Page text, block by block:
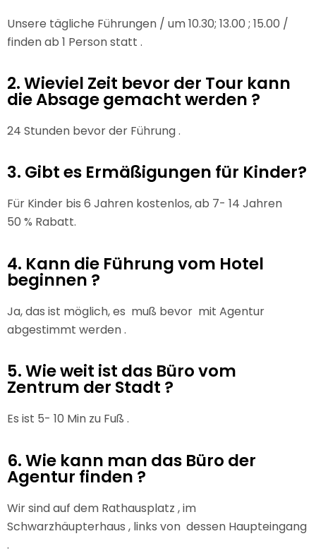
Unsere tägliche Führungen / um 10.30; 13.00 ; 15.00 /
finden ab 1 Person statt .
2. Wieviel Zeit bevor der Tour kann
die Absage gemacht werden ?
24 Stunden bevor der Führung .
3. Gibt es Ermäßigungen für Kinder?
Für Kinder bis 6 Jahren kostenlos, ab 7- 14 Jahren
50 % Rabatt.
4. Kann die Führung vom Hotel
beginnen ?
Ja, das ist möglich, es muß bevor mit Agentur
abgestimmt werden .
5. Wie weit ist das Büro vom
Zentrum der Stadt ?
Es ist 5- 10 Min zu Fuß .
6. Wie kann man das Büro der
Agentur finden ?
Wir sind auf dem Rathausplatz , im
Schwarzhäupterhaus , links von dessen Haupteingang
.